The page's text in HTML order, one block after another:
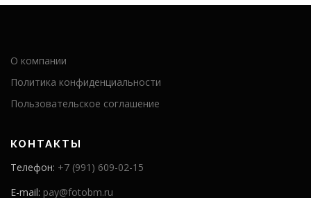
О компании
Политика конфиденциальности
Пользовательское соглашение
КОНТАКТЫ
Телефон: +7 (991) 609-02-15
E-mail: pay@fotobm.ru